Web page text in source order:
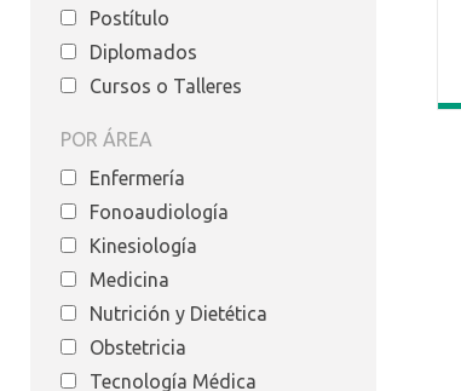
Postítulo
Diplomados
Cursos o Talleres
POR ÁREA
Enfermería
Fonoaudiología
Kinesiología
Medicina
Nutrición y Dietética
Obstetricia
Tecnología Médica